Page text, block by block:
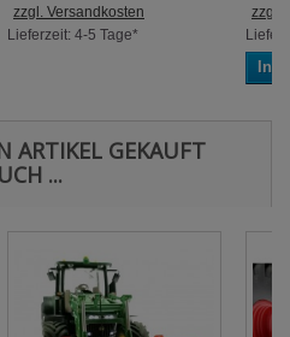
zzgl. Versandkosten
Lieferzeit: 4-5 Tage*
zzgl.
In
ARTIKEL GEKAUFT
...